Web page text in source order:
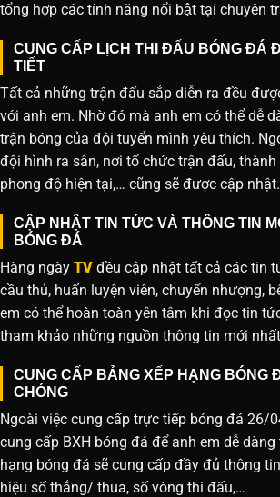
tổng hợp các tính năng nổi bật tại chuyên
CUNG CẤP LỊCH THI ĐẤU BÓNG ĐÁ
TIẾT
Tất cả những trận đấu sắp diễn ra đều
với anh em. Nhờ đó mà anh em có thể dễ
trận bóng của đội tuyển mình yêu thích.
đội hình ra sân, nơi tổ chức trận đấu,
phong độ hiện tại,… cũng sẽ được cập nhật.
CẬP NHẬT TIN TỨC VÀ THÔNG TIN
BÓNG ĐÁ
Hàng ngày TV đều cập nhật tất cả các tin
cầu thủ, huấn luyện viên, chuyển nhượng,
em có thể hoàn toàn yên tâm khi đọc tin
tham khảo những nguồn thông tin mới
CUNG CẤP BẢNG XẾP HẠNG BÓNG
CHÓNG
Ngoài việc cung cấp trực tiếp bóng đá 26/
cung cấp BXH bóng đá để anh em dễ
hạng bóng đá sẽ cung cấp đầy đủ thông
hiệu số thắng/ thua, số vòng thi đấu,…